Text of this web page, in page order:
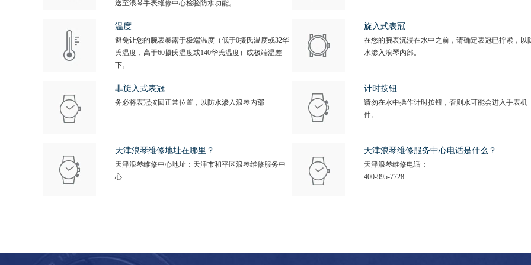
送至浪琴手表维修中心检验防水功能。
温度
避免让您的腕表暴露于极端温度（低于0摄氏温度或32华
氏温度，高于60摄氏温度或140华氏温度）或极端温差
下。
旋入式表冠
在您的腕表沉浸在水中之前，请确定表冠已拧紧，以
水渗入浪琴内部。
非旋入式表冠
务必将表冠按回正常位置，以防水渗入浪琴内部
计时按钮
请勿在水中操作计时按钮，否则水可能会进入手表机
件。
天津浪琴维修地址在哪里？
天津浪琴维修中心地址：天津市和平区浪琴维修服务中
心
天津浪琴维修服务中心电话是什么？
天津浪琴维修电话：
400-995-7728